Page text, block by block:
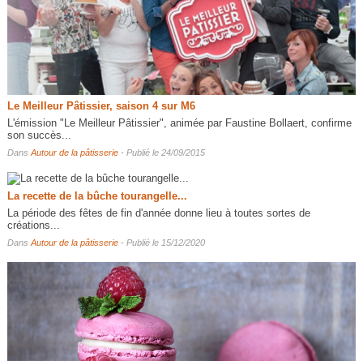
Le Meilleur Pâtissier, saison 4 sur M6
L'émission "Le Meilleur Pâtissier", animée par Faustine Bollaert, confirme
son succès...
Dans Autour de la pâtisserie- Publié le 24/09/2015
La recette de la bûche tourangelle...
La période des fêtes de fin d'année donne lieu à toutes sortes de
créations...
Dans Autour de la pâtisserie- Publié le 15/12/2020